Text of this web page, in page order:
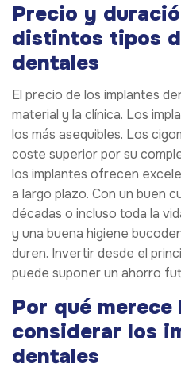
Precio y
distintos tipos
dentales
El precio de los implantes
material y la clínica. Los
los más asequibles. Los
coste superior por su
los implantes ofrecen
a largo plazo. Con un buen
décadas o incluso toda la
y una buena higiene
duren. Invertir desde el
puede suponer un ahorro
Por qué merece
considerar los
dentales